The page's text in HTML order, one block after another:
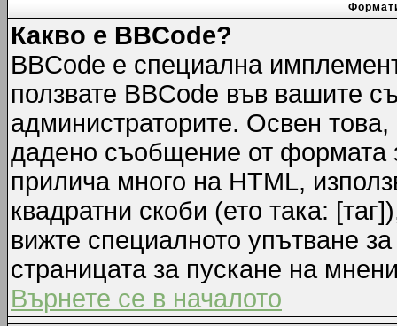
Какво е BBCode?
BBCode е специална
ползвате BBCode във вашите
администраторите. Освен
дадено съобщение от формата
прилича много на HTML,
квадратни скоби (ето така:
вижте специалното упътване
страницата за пускане на
Върнете се в началото